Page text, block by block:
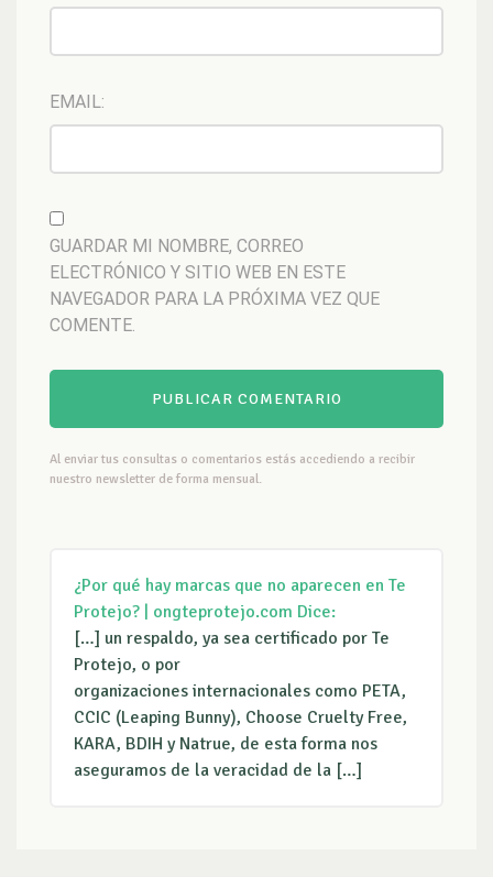
EMAIL:
GUARDAR MI NOMBRE, CORREO
ELECTRÓNICO Y SITIO WEB EN ESTE
NAVEGADOR PARA LA PRÓXIMA VEZ QUE
COMENTE.
Al enviar tus consultas o comentarios estás accediendo a recibir
nuestro newsletter de forma mensual.
¿Por qué hay marcas que no aparecen en Te
Protejo? | ongteprotejo.com Dice:
[…] un respaldo, ya sea certificado por Te
Protejo, o por
organizaciones internacionales como PETA,
CCIC (Leaping Bunny), Choose Cruelty Free,
KARA, BDIH y Natrue, de esta forma nos
aseguramos de la veracidad de la […]